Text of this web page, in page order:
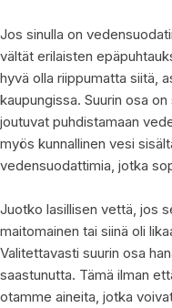
Jos sinulla on
vältät erilaisten
hyvä olla riippumatta siitä,
kaupungissa. Suurin osa
joutuvat puhdistamaan
myös kunnallinen vesi
vedensuodattimia, jotka
Juotko lasillisen vettä, jos
maitomainen tai siinä oli
Valitettavasti suurin osa
saastunutta. Tämä ilman
otamme aineita, jotka